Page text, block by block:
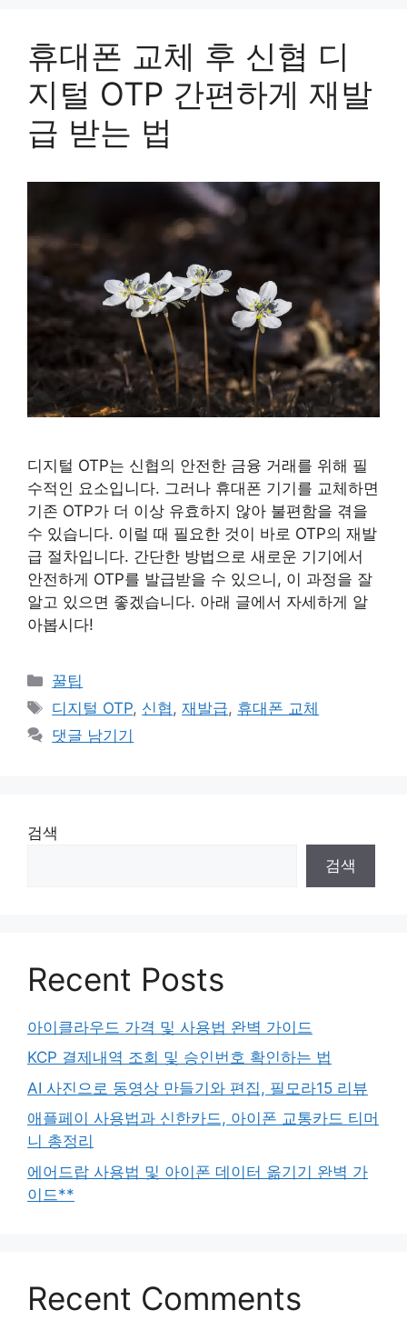
휴대폰 교체 후 신협 디
지털 OTP 간편하게 재발
급 받는 법
디지털 OTP는 신협의 안전한 금융 거래를 위해 필
수적인 요소입니다. 그러나 휴대폰 기기를 교체하면
기존 OTP가 더 이상 유효하지 않아 불편함을 겪을
수 있습니다. 이럴 때 필요한 것이 바로 OTP의 재발
급 절차입니다. 간단한 방법으로 새로운 기기에서
안전하게 OTP를 발급받을 수 있으니, 이 과정을 잘
알고 있으면 좋겠습니다. 아래 글에서 자세하게 알
아봅시다!
카
테
고
리
꿀팁
태
그
디지털 OTP, 신협 ,재발급, 휴대폰 교체
댓글 남기기
검색
검색
Recent Posts
아이클라우드 가격 및 사용법 완벽 가이드
KCP 결제내역 조회 및 승인번호 확인하는 법
AI 사진으로 동영상 만들기와 편집, 필모라15 리뷰
애플페이 사용법과 신한카드, 아이폰 교통카드 티머
니 총정리
에어드랍 사용법 및 아이폰 데이터 옮기기 완벽 가
이드**
Recent Comments